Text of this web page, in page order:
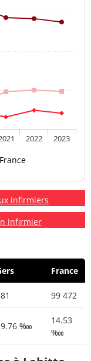
France
2022 2023
infirmiers
infirmier
France
99 472
‱
14.53
‱